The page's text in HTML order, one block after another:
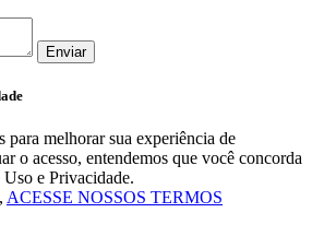
Enviar
para melhorar sua experiência de
o acesso, entendemos que você concorda
Uso e Privacidade.
ACESSE NOSSOS TERMOS